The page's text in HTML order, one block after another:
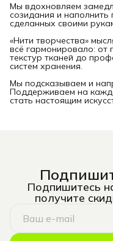
Мы вдохновляем
созидания и наполнить
сделанных своими
«Нити творчества»
всё гармонировало:
текстур тканей до
систем хранения.
Мы подсказываем и
Поддерживаем на
стать настоящим
Подпишитесь
получите